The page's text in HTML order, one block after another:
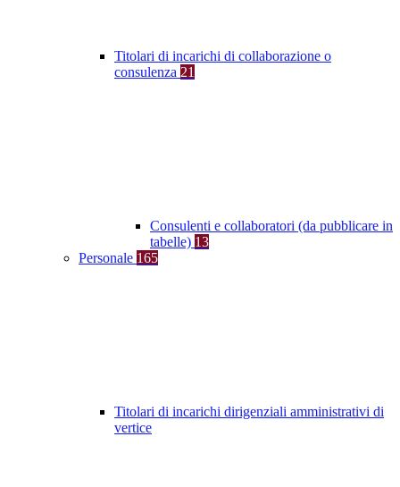
Titolari di incarichi di collaborazione o
consulenza 21
Consulenti e collaboratori (da pubblicare in
tabelle) 13
Personale 165
Titolari di incarichi dirigenziali amministrativi di
vertice